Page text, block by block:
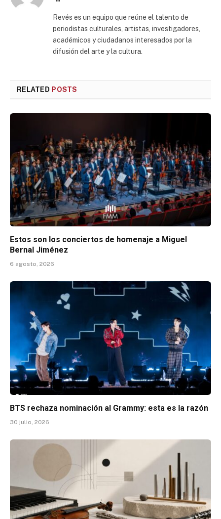
Revés es un equipo que reúne el talento de
periodistas culturales, artistas, investigadores,
académicos y ciudadanos interesados por la
difusión del arte y la cultura.
RELATED POSTS
Estos son los conciertos de homenaje a Miguel
Bernal Jiménez
6 agosto, 2026
BTS rechaza nominación al Grammy: esta es la razón
30 julio, 2026